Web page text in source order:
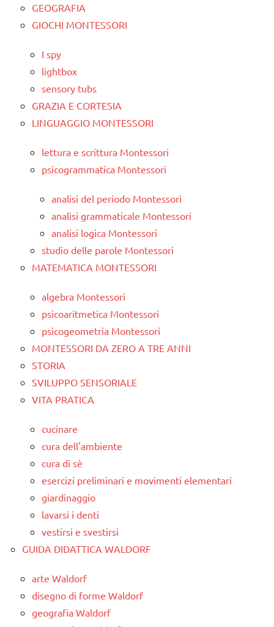
GEOGRAFIA
GIOCHI MONTESSORI
I spy
lightbox
sensory tubs
GRAZIA E CORTESIA
LINGUAGGIO MONTESSORI
lettura e scrittura Montessori
psicogrammatica Montessori
analisi del periodo Montessori
analisi grammaticale Montessori
analisi logica Montessori
studio delle parole Montessori
MATEMATICA MONTESSORI
algebra Montessori
psicoaritmetica Montessori
psicogeometria Montessori
MONTESSORI DA ZERO A TRE ANNI
STORIA
SVILUPPO SENSORIALE
VITA PRATICA
cucinare
cura dell'ambiente
cura di sè
esercizi preliminari e movimenti elementari
giardinaggio
lavarsi i denti
vestirsi e svestirsi
GUIDA DIDATTICA WALDORF
arte Waldorf
disegno di forme Waldorf
geografia Waldorf